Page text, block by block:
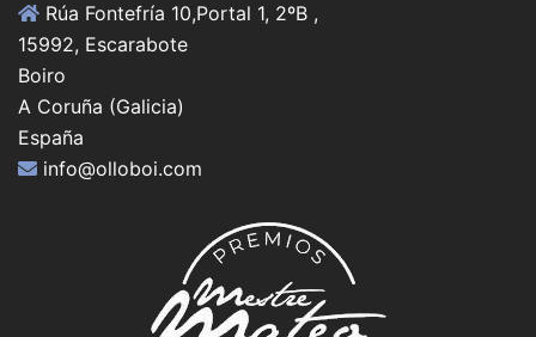
Rúa Fontefría 10,Portal 1, 2ºB ,
15992, Escarabote
Boiro
A Coruña (Galicia)
España
info@olloboi.com